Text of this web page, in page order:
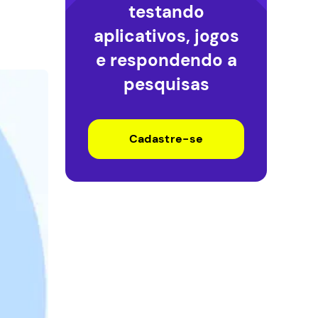
testando
aplicativos, jogos
e respondendo a
pesquisas
Cadastre-se